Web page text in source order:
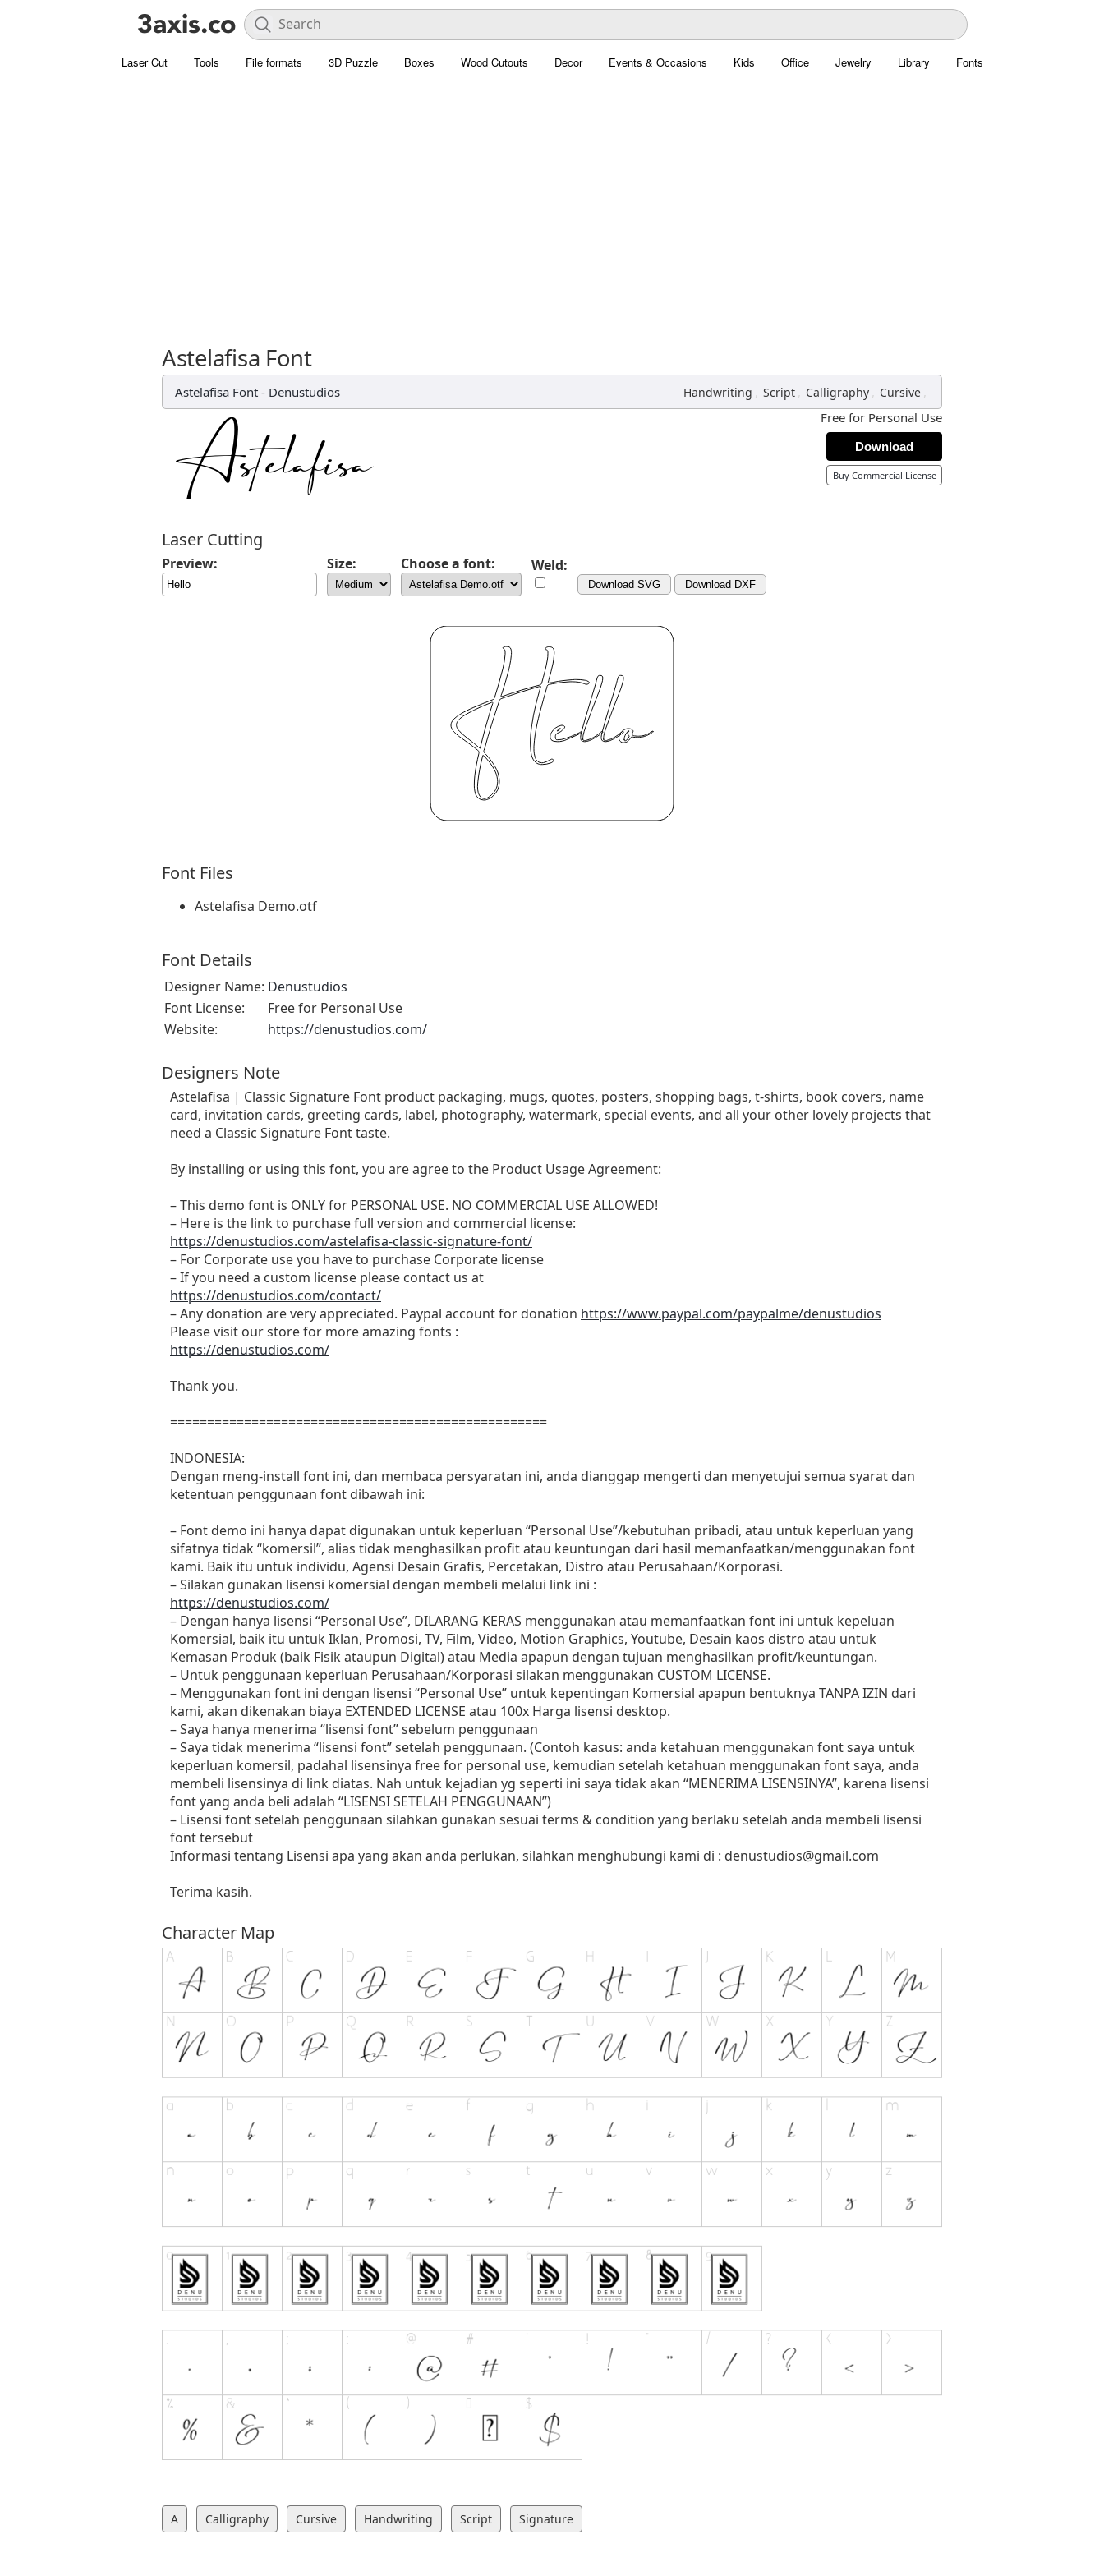
Laser Cut Tools File formats 3D Puzzle Boxes Wood Cutouts Decor Events & Occasions Kids Office Jewelry Library Fonts
Astelafisa Font
Astelafisa Font - Denustudios Handwriting , Script , Calligraphy , Cursive ,
Free for Personal Use
Download
Buy Commercial License
Laser Cutting
Preview: Size: Choose a font: Weld:
Download SVG Download DXF
Font Files
Astelafisa Demo.otf
Font Details
Designer Name: Denustudios
Font License:
Free for Personal Use
Website:
https://denustudios.com/
Designers Note
Astelafisa | Classic Signature Font product packaging, mugs, quotes, posters, shopping bags, t-shirts, book covers, name
card, invitation cards, greeting cards, label, photography, watermark, special events, and all your other lovely projects that
need a Classic Signature Font taste.
By installing or using this font, you are agree to the Product Usage Agreement:
– This demo font is ONLY for PERSONAL USE. NO COMMERCIAL USE ALLOWED!
– Here is the link to purchase full version and commercial license:
https://denustudios.com/astelafisa-classic-signature-font/
– For Corporate use you have to purchase Corporate license
– If you need a custom license please contact us at
https://denustudios.com/contact/
– Any donation are very appreciated. Paypal account for donation https://www.paypal.com/paypalme/denustudios
Please visit our store for more amazing fonts :
https://denustudios.com/
Thank you.
===================================================
INDONESIA:
Dengan meng-install font ini, dan membaca persyaratan ini, anda dianggap mengerti dan menyetujui semua syarat dan
ketentuan penggunaan font dibawah ini:
– Font demo ini hanya dapat digunakan untuk keperluan “Personal Use”/kebutuhan pribadi, atau untuk keperluan yang
sifatnya tidak “komersil”, alias tidak menghasilkan profit atau keuntungan dari hasil memanfaatkan/menggunakan font
kami. Baik itu untuk individu, Agensi Desain Grafis, Percetakan, Distro atau Perusahaan/Korporasi.
– Silakan gunakan lisensi komersial dengan membeli melalui link ini :
https://denustudios.com/
– Dengan hanya lisensi “Personal Use”, DILARANG KERAS menggunakan atau memanfaatkan font ini untuk kepeluan
Komersial, baik itu untuk Iklan, Promosi, TV, Film, Video, Motion Graphics, Youtube, Desain kaos distro atau untuk
Kemasan Produk (baik Fisik ataupun Digital) atau Media apapun dengan tujuan menghasilkan profit/keuntungan.
– Untuk penggunaan keperluan Perusahaan/Korporasi silakan menggunakan CUSTOM LICENSE.
– Menggunakan font ini dengan lisensi “Personal Use” untuk kepentingan Komersial apapun bentuknya TANPA IZIN dari
kami, akan dikenakan biaya EXTENDED LICENSE atau 100x Harga lisensi desktop.
– Saya hanya menerima “lisensi font” sebelum penggunaan
– Saya tidak menerima “lisensi font” setelah penggunaan. (Contoh kasus: anda ketahuan menggunakan font saya untuk
keperluan komersil, padahal lisensinya free for personal use, kemudian setelah ketahuan menggunakan font saya, anda
membeli lisensinya di link diatas. Nah untuk kejadian yg seperti ini saya tidak akan “MENERIMA LISENSINYA”, karena lisensi
font yang anda beli adalah “LISENSI SETELAH PENGGUNAAN”)
– Lisensi font setelah penggunaan silahkan gunakan sesuai terms & condition yang berlaku setelah anda membeli lisensi
font tersebut
Informasi tentang Lisensi apa yang akan anda perlukan, silahkan menghubungi kami di : denustudios@gmail.com
Terima kasih.
Character Map
A Calligraphy Cursive Handwriting Script Signature